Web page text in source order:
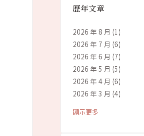
歷年文章
2026 年 8 月 (1)
2026 年 7 月 (6)
2026 年 6 月 (7)
2026 年 5 月 (5)
2026 年 4 月 (6)
2026 年 3 月 (4)
顯示更多